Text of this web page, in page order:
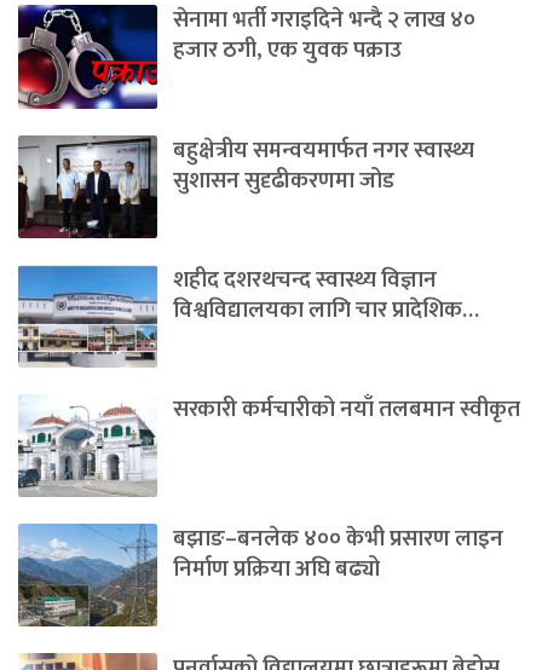
सेनामा भर्ती गराइदिने भन्दै २ लाख ४०
हजार ठगी, एक युवक पक्राउ
बहुक्षेत्रीय समन्वयमार्फत नगर स्वास्थ्य
सुशासन सुदृढीकरणमा जोड
शहीद दशरथचन्द स्वास्थ्य विज्ञान
विश्वविद्यालयका लागि चार प्रादेशिक…
सरकारी कर्मचारीको नयाँ तलबमान स्वीकृत
बझाङ–बनलेक ४०० केभी प्रसारण लाइन
निर्माण प्रक्रिया अघि बढ्यो